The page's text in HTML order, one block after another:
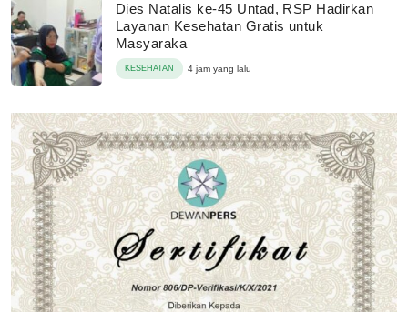
Dies Natalis ke-45 Untad, RSP Hadirkan
Layanan Kesehatan Gratis untuk
Masyaraka
KESEHATAN 4 jam yang lalu